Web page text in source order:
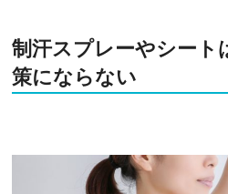
制汗スプレーやシート
策にならない